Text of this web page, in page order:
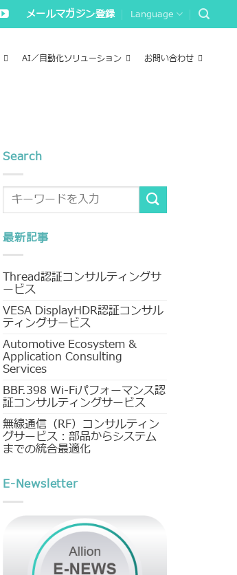
メールマガジン登録 Language
AI／自動化ソリューション お問い合わせ
Search
最新記事
Thread認証コンサルティングサ
ービス
VESA DisplayHDR認証コンサル
ティングサービス
Automotive Ecosystem &
Application Consulting
Services
BBF.398 Wi-Fiパフォーマンス認
証コンサルティングサービス
無線通信（RF）コンサルティン
グサービス：部品からシステム
までの統合最適化
E-Newsletter